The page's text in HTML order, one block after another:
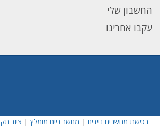
החשבון שלי
עקבו אחרינו
רכישת מחשבים ניידים | מחשב נייח מומלץ | ציוד